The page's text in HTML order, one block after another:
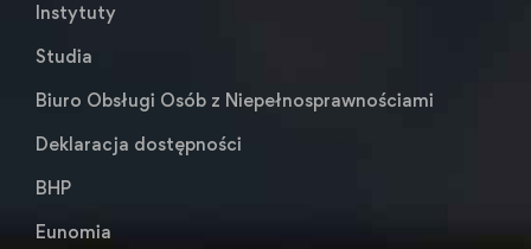
Instytuty
Studia
Biuro Obsługi Osób z Niepełnosprawnościami
Deklaracja dostępności
BHP
Eunomia